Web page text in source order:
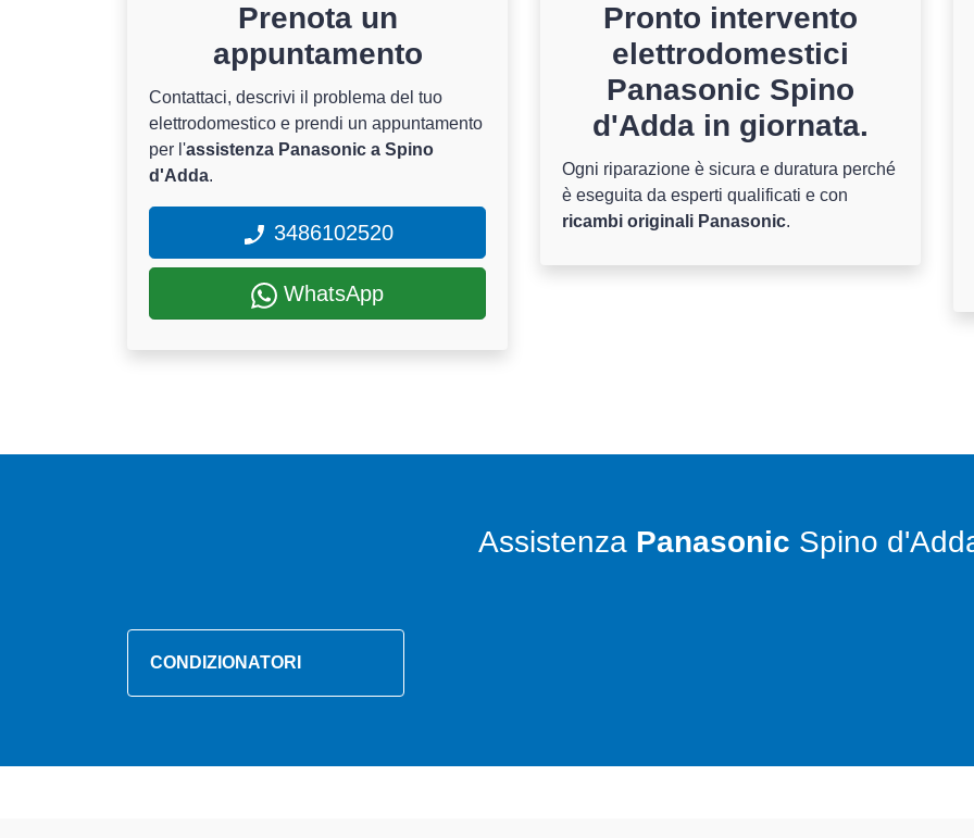
Prenota un
appuntamento
Contattaci, descrivi il problema del tuo
elettrodomestico e prendi un appuntamento
per l'assistenza Panasonic a Spino
d'Adda.
3486102520
WhatsApp
Pronto intervento
elettrodomestici
Panasonic Spino
d'Adda in giornata.
Ogni riparazione è sicura e duratura perché
è eseguita da esperti qualificati e con
ricambi originali Panasonic.
Assistenza Panasonic Spino
CONDIZIONATORI